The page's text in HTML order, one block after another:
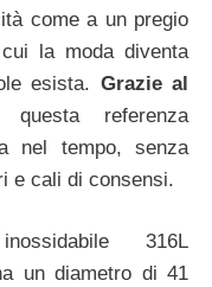
come a un pregio
la moda diventa
esista. Grazie al
questa referenza
nel tempo, senza
e cali di consensi.
316L
un diametro di 41